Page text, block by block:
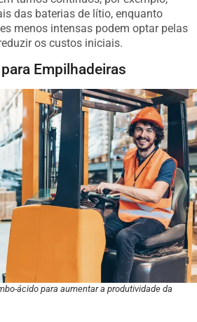
das baterias de lítio, enquanto
menos intensas podem optar pelas
os custos iniciais.
Empilhadeiras
ácido para aumentar a produtividade da